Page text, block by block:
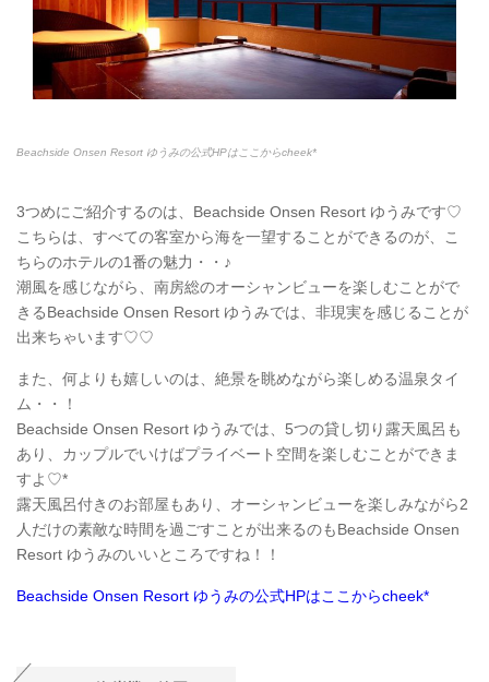
Beachside Onsen Resort ゆうみの公式HPはここからcheek*
3つめにご紹介するのは、Beachside Onsen Resort ゆうみです♡
こちらは、すべての客室から海を一望することができるのが、こ
ちらのホテルの1番の魅力・・♪
潮風を感じながら、南房総のオーシャンビューを楽しむことがで
きるBeachside Onsen Resort ゆうみでは、非現実を感じることが
出来ちゃいます♡♡
また、何よりも嬉しいのは、絶景を眺めながら楽しめる温泉タイ
ム・・！
Beachside Onsen Resort ゆうみでは、5つの貸し切り露天風呂も
あり、カップルでいけばプライベート空間を楽しむことができま
すよ♡*
露天風呂付きのお部屋もあり、オーシャンビューを楽しみながら2
人だけの素敵な時間を過ごすことが出来るのもBeachside Onsen
Resort ゆうみのいいところですね！！
Beachside Onsen Resort ゆうみの公式HPはここからcheek*